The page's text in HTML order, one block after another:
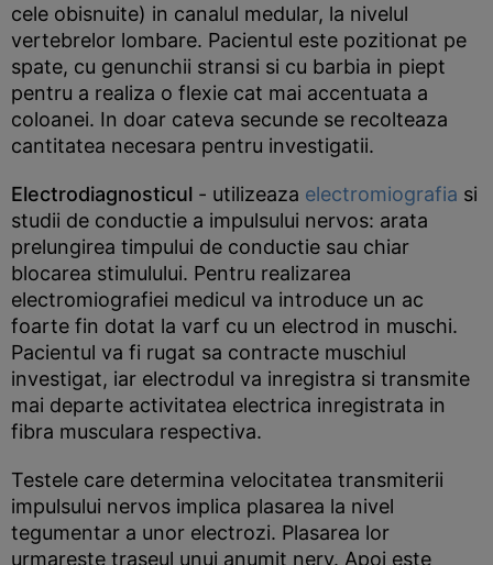
cele obisnuite) in canalul medular, la nivelul
vertebrelor lombare. Pacientul este pozitionat pe
spate, cu genunchii stransi si cu barbia in piept
pentru a realiza o flexie cat mai accentuata a
coloanei. In doar cateva secunde se recolteaza
cantitatea necesara pentru investigatii.
Electrodiagnosticul - utilizeaza electromiografia si
studii de conductie a impulsului nervos: arata
prelungirea timpului de conductie sau chiar
blocarea stimulului. Pentru realizarea
electromiografiei medicul va introduce un ac
foarte fin dotat la varf cu un electrod in muschi.
Pacientul va fi rugat sa contracte muschiul
investigat, iar electrodul va inregistra si transmite
mai departe activitatea electrica inregistrata in
fibra musculara respectiva.
Testele care determina velocitatea transmiterii
impulsului nervos implica plasarea la nivel
tegumentar a unor electrozi. Plasarea lor
urmareste traseul unui anumit nerv. Apoi este